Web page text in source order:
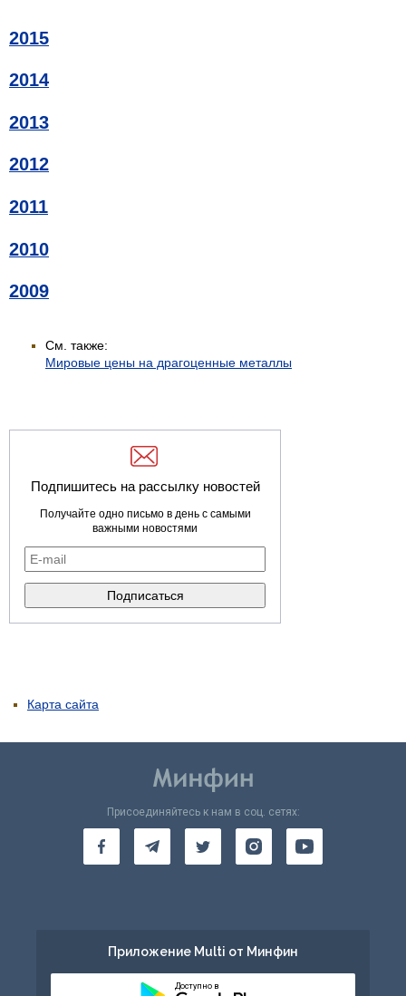
2015
2014
2013
2012
2011
2010
2009
См. также:
Мировые цены на драгоценные металлы
Подпишитесь на рассылку новостей
Получайте одно письмо в день с самыми
важными новостями
Карта сайта
Присоединяйтесь к нам в соц. сетях:
Приложение Multi от Минфин
Доступно в